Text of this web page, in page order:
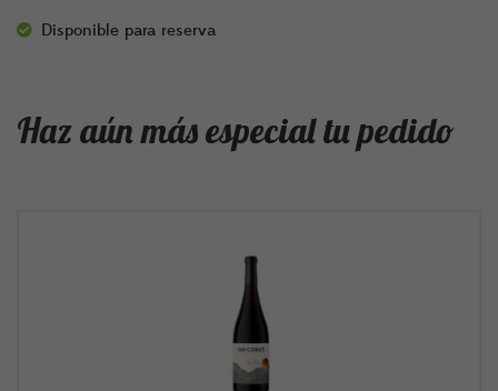
Disponible para reserva
Haz aún más especial tu pedido